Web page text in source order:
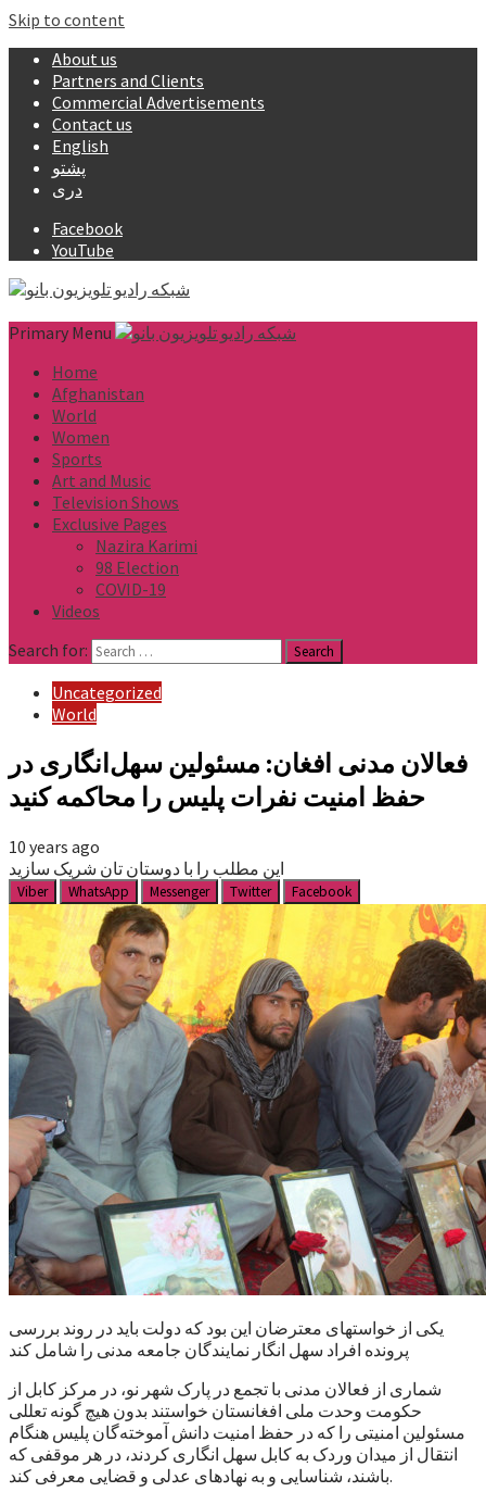
Skip to content
About us
Partners and Clients
Commercial Advertisements
Contact us
English
پشتو
دری
Facebook
YouTube
Primary Menu
Home
Afghanistan
World
Women
Sports
Art and Music
Television Shows
Exclusive Pages
Nazira Karimi
98 Election
COVID-19
Videos
Search for:
Uncategorized
World
فعالان مدنی افغان: مسئولین سهل‌انگاری در
حفظ امنیت نفرات پلیس را محاکمه کنید
10 years ago
این مطلب را با دوستان تان شریک سازید
Viber WhatsApp Messenger Twitter Facebook
یکی از خواستهای معترضان این بود که دولت باید در روند بررسی
پرونده افراد سهل انگار نمایندگان جامعه مدنی را شامل کند
شماری از فعالان مدنی با تجمع در پارک شهر نو، در مرکز کابل از
حکومت وحدت ملی افغانستان خواستند بدون هیچ گونه تعللی
مسئولین امنیتی را که در حفظ امنیت دانش آموخته‌گان پلیس هنگام
انتقال از میدان وردک به کابل سهل انگاری کردند، در هر موقفی که
باشند، شناسایی و به نهادهای عدلی و قضایی معرفی کند.